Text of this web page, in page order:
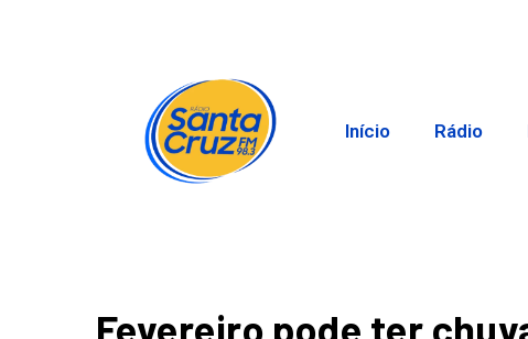
Início Rádio
Fevereiro pode ter